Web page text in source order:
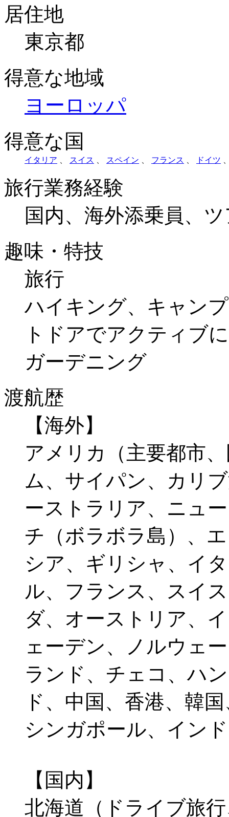
居住地
東京都
得意な地域
ヨーロッパ
得意な国
イタリア スイス スペイン フランス ドイツ
旅行業務経験
国内、海外添乗員、
趣味・特技
旅行
ハイキング、キャン
トドアでアクティブ
ガーデニング
渡航歴
【海外】
アメリカ（主要都市
ム、サイパン、カリ
ーストラリア、ニュ
チ（ボラボラ島）、
シア、ギリシャ、イ
ル、フランス、スイ
ダ、オーストリア、
ェーデン、ノルウェ
ランド、チェコ、ハ
ド、中国、香港、韓
シンガポール、イン
【国内】
北海道（ドライブ旅